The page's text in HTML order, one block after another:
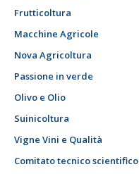
Frutticoltura
Macchine Agricole
Nova Agricoltura
Passione in verde
Olivo e Olio
Suinicoltura
Vigne Vini e Qualità
Comitato tecnico scientifico